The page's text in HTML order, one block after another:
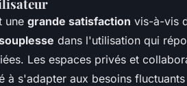
une grande satisfaction vis-à-vis
dans l'utilisation qui
Les espaces privés et
à s'adapter aux besoins